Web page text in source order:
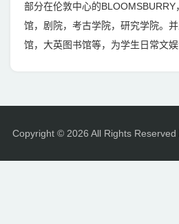
部分在伦敦中心的
馆，剧院，考古学院，研究学院。
馆，大英图书馆等，为学生日常文娱
Copyright © 2026 All Rights